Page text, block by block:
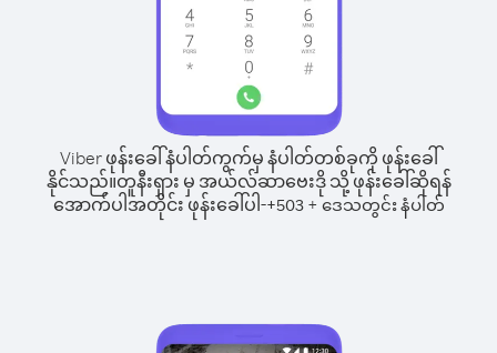
Viber ဖုန်းခေါ်နံပါတ်ကွက်မှ နံပါတ်တစ်ခုကို ဖုန်းခေါ်
နိုင်သည်။တူနီးရှား မှ အယ်လ်ဆာဗေးဒို သို့ ဖုန်းခေါ်ဆိုရန်
အောက်ပါအတိုင်း ဖုန်းခေါ်ပါ-+503+ဒေသတွင်း နံပါတ်